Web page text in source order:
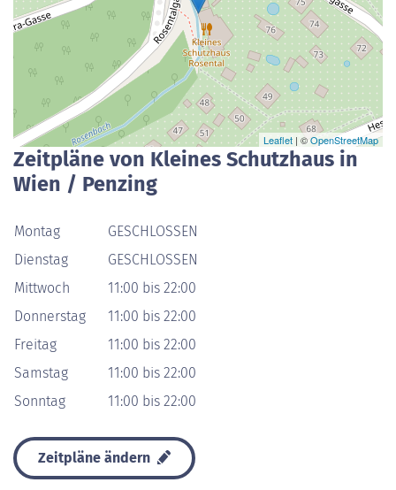
Leaflet | ©OpenStreetMap
Zeitpläne von Kleines Schutzhaus in
Wien / Penzing
Montag
GESCHLOSSEN
Dienstag
GESCHLOSSEN
Mittwoch
11:00 bis 22:00
Donnerstag
11:00 bis 22:00
Freitag
11:00 bis 22:00
Samstag
11:00 bis 22:00
Sonntag
11:00 bis 22:00
Zeitpläne ändern